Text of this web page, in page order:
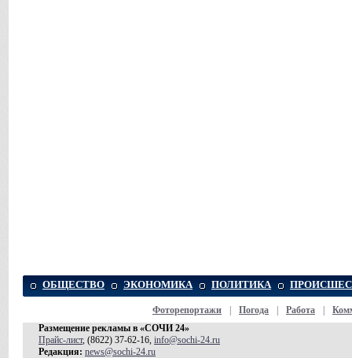
ОБЩЕСТВО ЭКОНОМИКА ПОЛИТИКА
Фоторепортажи Погода Работа
Размещение рекламы в «СОЧИ 24»
Прайс-лист, (8622) 37-62-16, info@sochi-24.ru
Редакция: news@sochi-24.ru